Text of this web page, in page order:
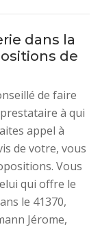
dans la
de
de faire
à qui
appel à
de votre, vous
Vous
qui offre le
le 41370,
Jérome,